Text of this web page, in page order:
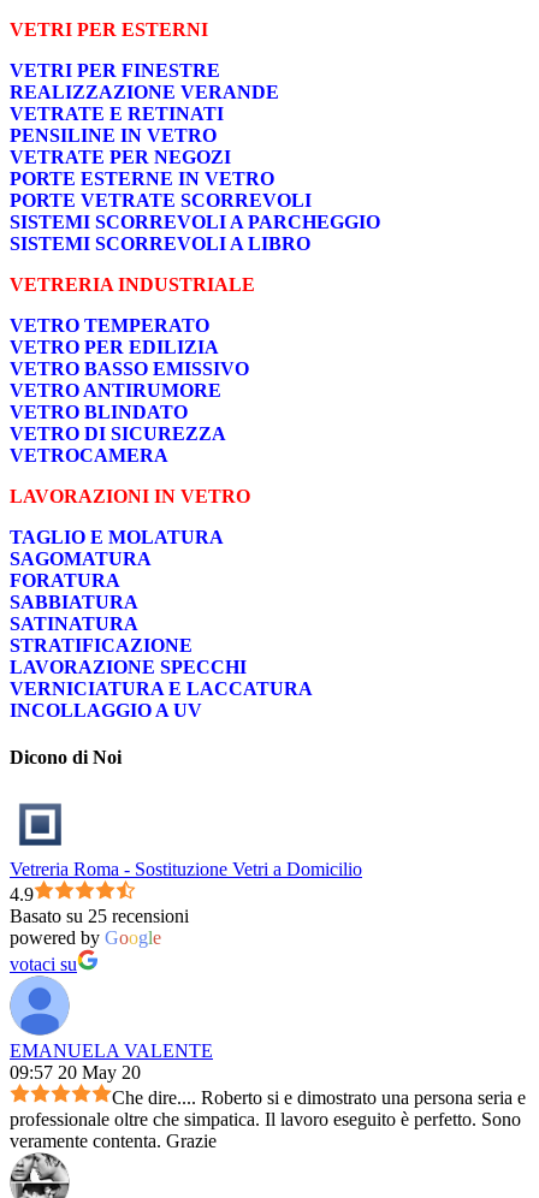
VETRI PER ESTERNI
VETRI PER FINESTRE
REALIZZAZIONE VERANDE
VETRATE E RETINATI
PENSILINE IN VETRO
VETRATE PER NEGOZI
PORTE ESTERNE IN VETRO
PORTE VETRATE SCORREVOLI
SISTEMI SCORREVOLI A PARCHEGGIO
SISTEMI SCORREVOLI A LIBRO
VETRERIA INDUSTRIALE
VETRO TEMPERATO
VETRO PER EDILIZIA
VETRO BASSO EMISSIVO
VETRO ANTIRUMORE
VETRO BLINDATO
VETRO DI SICUREZZA
VETROCAMERA
LAVORAZIONI IN VETRO
TAGLIO E MOLATURA
SAGOMATURA
FORATURA
SABBIATURA
SATINATURA
STRATIFICAZIONE
LAVORAZIONE SPECCHI
VERNICIATURA E LACCATURA
INCOLLAGGIO A UV
Dicono di Noi
Vetreria Roma - Sostituzione Vetri a Domicilio
4.9
Basato su 25 recensioni
powered by Google
votaci su
EMANUELA VALENTE
09:57 20 May 20
Che dire.... Roberto si e dimostrato una persona seria e
professionale oltre che simpatica. Il lavoro eseguito è perfetto. Sono
veramente contenta. Grazie